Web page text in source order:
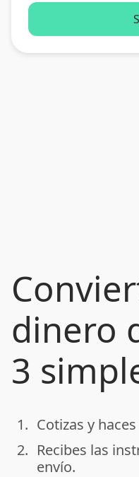
dinero
3
done
1. Cotizas y
done
2. Recibes las
envío.